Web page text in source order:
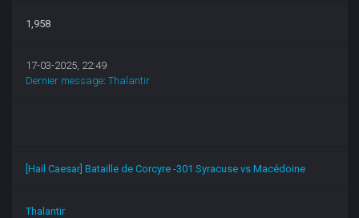
1,958
17-03-2025, 22:49
Dernier message:Thalantir
[Hail Caesar] Bataille de Corcyre -301 Syracuse vs Macédoine
Thalantir